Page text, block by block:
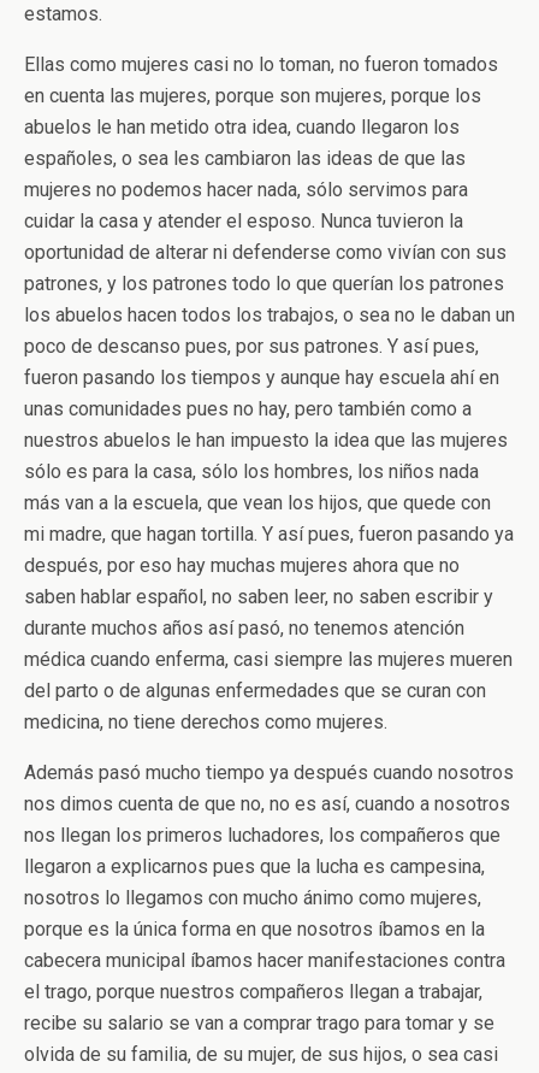
estamos.
Ellas como mujeres casi no lo toman, no fueron tomados
en cuenta las mujeres, porque son mujeres, porque los
abuelos le han metido otra idea, cuando llegaron los
españoles, o sea les cambiaron las ideas de que las
mujeres no podemos hacer nada, sólo servimos para
cuidar la casa y atender el esposo. Nunca tuvieron la
oportunidad de alterar ni defenderse como vivían con sus
patrones, y los patrones todo lo que querían los patrones
los abuelos hacen todos los trabajos, o sea no le daban un
poco de descanso pues, por sus patrones. Y así pues,
fueron pasando los tiempos y aunque hay escuela ahí en
unas comunidades pues no hay, pero también como a
nuestros abuelos le han impuesto la idea que las mujeres
sólo es para la casa, sólo los hombres, los niños nada
más van a la escuela, que vean los hijos, que quede con
mi madre, que hagan tortilla. Y así pues, fueron pasando ya
después, por eso hay muchas mujeres ahora que no
saben hablar español, no saben leer, no saben escribir y
durante muchos años así pasó, no tenemos atención
médica cuando enferma, casi siempre las mujeres mueren
del parto o de algunas enfermedades que se curan con
medicina, no tiene derechos como mujeres.
Además pasó mucho tiempo ya después cuando nosotros
nos dimos cuenta de que no, no es así, cuando a nosotros
nos llegan los primeros luchadores, los compañeros que
llegaron a explicarnos pues que la lucha es campesina,
nosotros lo llegamos con mucho ánimo como mujeres,
porque es la única forma en que nosotros íbamos en la
cabecera municipal íbamos hacer manifestaciones contra
el trago, porque nuestros compañeros llegan a trabajar,
recibe su salario se van a comprar trago para tomar y se
olvida de su familia, de su mujer, de sus hijos, o sea casi